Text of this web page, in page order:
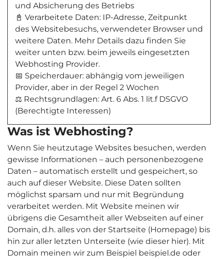
und Absicherung des Betriebs
📓 Verarbeitete Daten: IP-Adresse, Zeitpunkt
des Websitebesuchs, verwendeter Browser und
weitere Daten. Mehr Details dazu finden Sie
weiter unten bzw. beim jeweils eingesetzten
Webhosting Provider.
📅 Speicherdauer: abhängig vom jeweiligen
Provider, aber in der Regel 2 Wochen
⚖️ Rechtsgrundlagen: Art. 6 Abs. 1 lit.f DSGVO
(Berechtigte Interessen)
Was ist Webhosting?
Wenn Sie heutzutage Websites besuchen, werden
gewisse Informationen – auch personenbezogene
Daten – automatisch erstellt und gespeichert, so
auch auf dieser Website. Diese Daten sollten
möglichst sparsam und nur mit Begründung
verarbeitet werden. Mit Website meinen wir
übrigens die Gesamtheit aller Webseiten auf einer
Domain, d.h. alles von der Startseite (Homepage) bis
hin zur aller letzten Unterseite (wie dieser hier). Mit
Domain meinen wir zum Beispiel beispiel.de oder